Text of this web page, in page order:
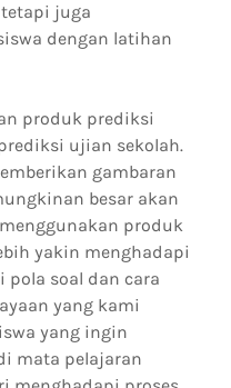
juga
dengan latihan
produk prediksi
ujian sekolah.
gambaran
besar akan
produk
yakin menghadapi
soal dan cara
yang kami
yang ingin
mata pelajaran